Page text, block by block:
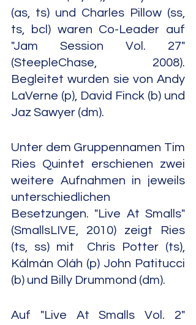
(as, ts) und Charles Pillow (ss,
ts, bcl) waren Co-Leader auf
"Jam Session Vol. 27"
(SteepleChase, 2008).
Begleitet wurden sie von Andy
LaVerne (p), David Finck (b) und
Jaz Sawyer (dm).
Unter dem Gruppennamen Tim
Ries Quintet erschienen zwei
weitere Aufnahmen in jeweils
unterschiedlichen
Besetzungen. "Live At Smalls"
(SmallsLIVE, 2010) zeigt Ries
(ts, ss) mit  Chris Potter (ts),
Kálmán Oláh (p) John Patitucci
(b) und Billy Drummond (dm).
Auf "Live At Smalls Vol. 2"